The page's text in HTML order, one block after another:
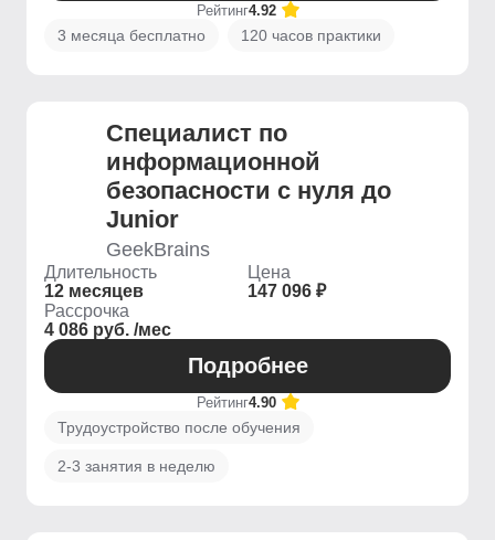
Рейтинг4.92
3 месяца бесплатно 120 часов практики
Специалист по
информационной
безопасности с нуля до
Junior
GeekBrains
Длительность
12 месяцев
Цена
147 096 ₽
Рассрочка
4 086 руб. /мес
Подробнее
Рейтинг4.90
Трудоустройство после обучения
2-3 занятия в неделю